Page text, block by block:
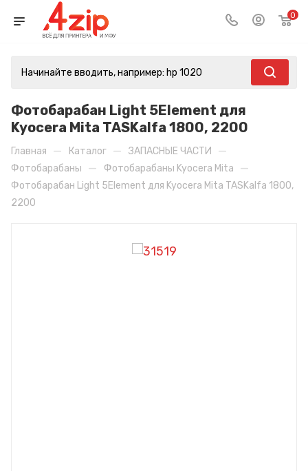
0
Фотобарабан Light 5Element для
Kyocera Mita TASKalfa 1800, 2200
Главная — Каталог — ЗАПАСНЫЕ ЧАСТИ —
Фотобарабаны — Фотобарабаны Kyocera Mita —
Фотобарабан Light 5Element для Kyocera Mita TASKalfa 1800,
2200